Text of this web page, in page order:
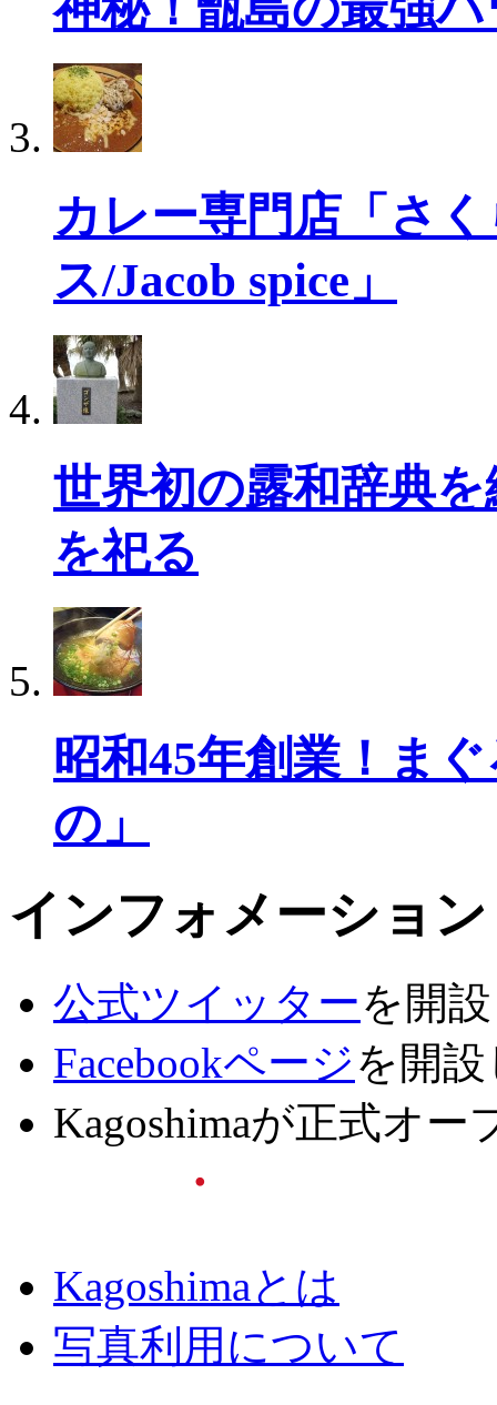
カレー専門店「さ
ス/Jacob spice」
世界初の露和辞典
を祀る
昭和45年創業！ま
の」
インフォメーション
公式ツイッターを開
Facebookページを開
Kagoshimaが正式オー
Kagoshimaとは
写真利用について